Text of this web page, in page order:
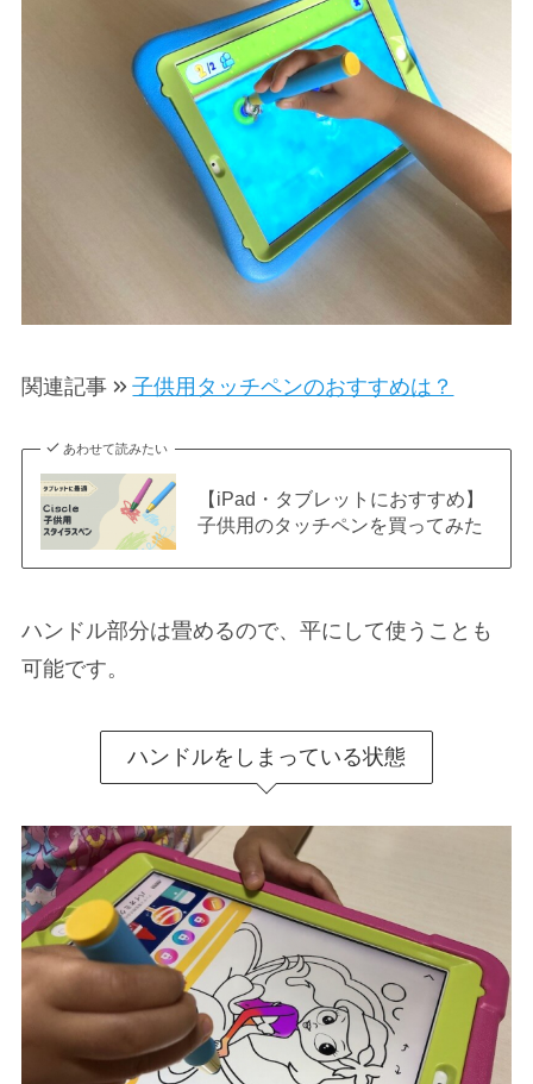
関連記事 子供用タッチペンのおすすめは？
あわせて読みたい
【iPad・タブレットにおすすめ】
子供用のタッチペンを買ってみた
ハンドル部分は畳めるので、平にして使うことも
可能です。
ハンドルをしまっている状態